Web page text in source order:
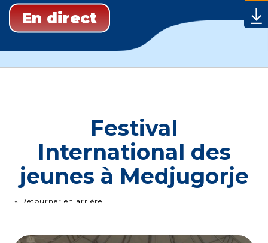
En direct
Festival
International des
jeunes à Medjugorje
« Retourner en arrière